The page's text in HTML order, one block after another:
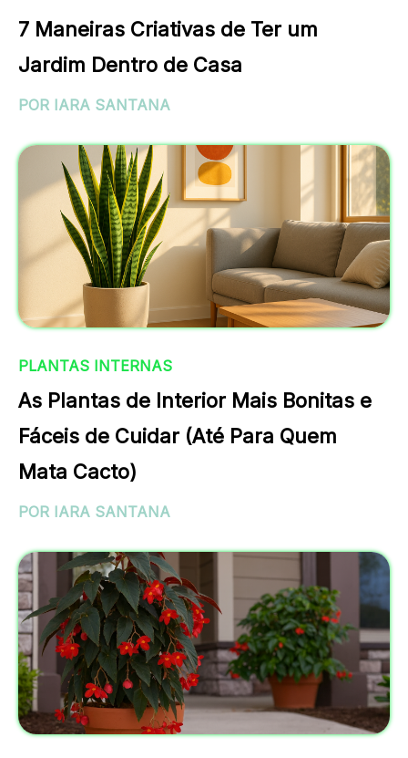
7 Maneiras Criativas de Ter um
Jardim Dentro de Casa
POR IARA SANTANA
PLANTAS INTERNAS
As Plantas de Interior Mais Bonitas e
Fáceis de Cuidar (Até Para Quem
Mata Cacto)
POR IARA SANTANA